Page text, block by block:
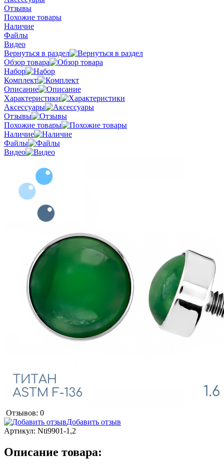
Отзывы
Похожие товары
Наличие
Файлы
Видео
Вернуться в раздел
Обзор товара
Набор
Комплект
Описание
Характеристики
Аксессуары
Отзывы
Похожие товары
Наличие
Файлы
Видео
Отзывов: 0
Добавить отзыв
Артикул: Nti9901-1,2
Описание товара: